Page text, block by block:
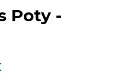
Poty -